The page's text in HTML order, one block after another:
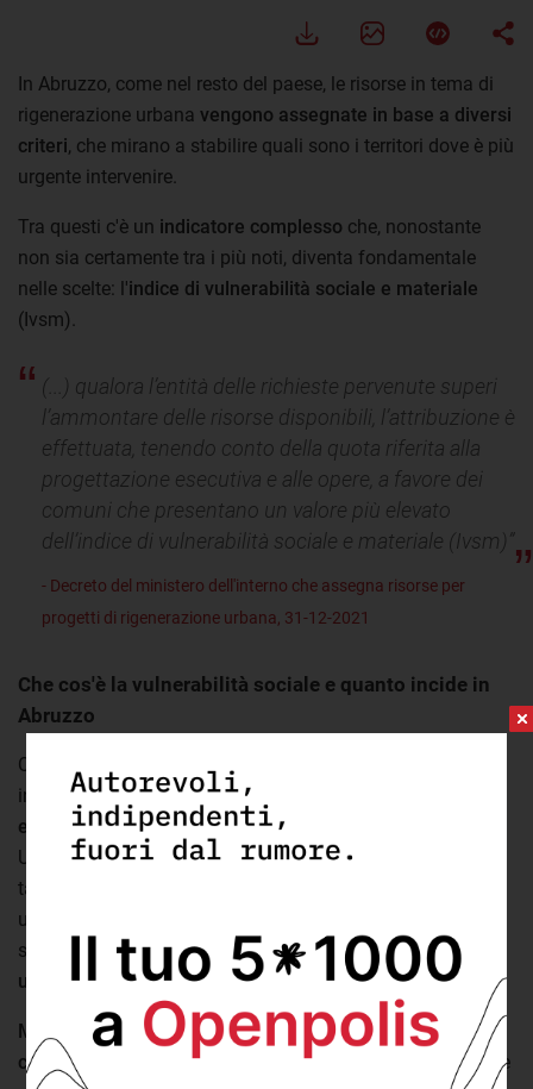
In Abruzzo, come nel resto del paese, le risorse in tema di
rigenerazione urbana vengono assegnate in base a diversi
criteri, che mirano a stabilire quali sono i territori dove è più
urgente intervenire.
Tra questi c'è un indicatore complesso che, nonostante
non sia certamente tra i più noti, diventa fondamentale
nelle scelte: l'indice di vulnerabilità sociale e materiale
(Ivsm).
(...) qualora l’entità delle richieste pervenute superi
l’ammontare delle risorse disponibili, l’attribuzione è
effettuata, tenendo conto della quota riferita alla
progettazione esecutiva e alle opere, a favore dei
comuni che presentano un valore più elevato
dell’indice di vulnerabilità sociale e materiale (Ivsm)”
- Decreto del ministero dell'interno che assegna risorse per
progetti di rigenerazione urbana, 31-12-2021
Che cos'è la vulnerabilità sociale e quanto incide in
Abruzzo
Quando parliamo di vulnerabilità di un territorio,
intendiamo la possibilità che una
economica possa comprometterne la coesione sociale
Un comune in cui vivono tante famiglie monoreddito, con
tanti giovani che non studiano e non hanno lavoro e in cui
una quota significativa della popolazione abita in case
sovraffollate, èpiù esposto agli effetti sociali negativi di
una recessione economica.
Misurare tale aspetto diventa cruciale in fasi storiche
come quella che stiamo vivendo
. È in questa direzione che